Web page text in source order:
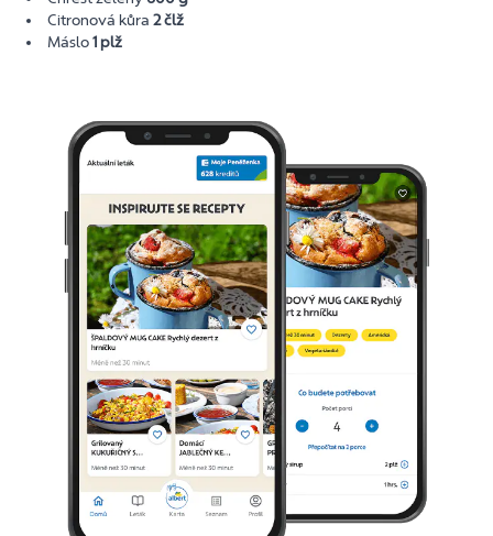
Citronová kůra 2 člž
Máslo1 plž